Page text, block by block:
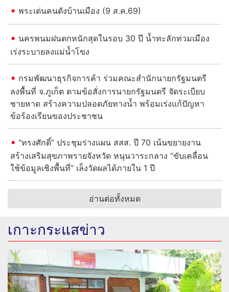
พระเด่นคนดังบ้านเมือง (9 ส.ค.69)
นครพนมฝนตกหนักสุดในรอบ 30 ปี น้ำทะลักท่วมเมือง
เร่งระบายลงแม่น้ำโขง
กรมพัฒนาธุรกิจการค้า ร่วมคณะสำนักนายกรัฐมนตรี
ลงพื้นที่ จ.ภูเก็ต ตามข้อสั่งการนายกรัฐมนตรี จัดระเบียบ
ชายหาด สร้างความปลอดภัยทางน้ำ พร้อมเร่งแก้ปัญหา
ข้อร้องเรียนของประชาชน
“ทรงศักดิ์” ประชุมร่างแผน สสส. ปี 70 เน้นขยายงาน
สร้างเสริมสุขภาพรายจังหวัด หนุนวาระกลาง “ขับเคลื่อน
ใช้ข้อมูลเชิงพื้นที่” เล็งวัดผลได้ภายใน 1 ปี
อ่านต่อทั้งหมด
เกาะกระแสข่าว